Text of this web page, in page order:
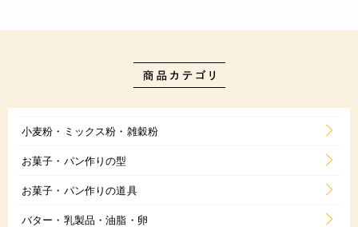
小麦粉・ミックス粉・雑穀粉
お菓子・パン作りの型
お菓子・パン作りの道具
バター・乳製品・油脂・卵